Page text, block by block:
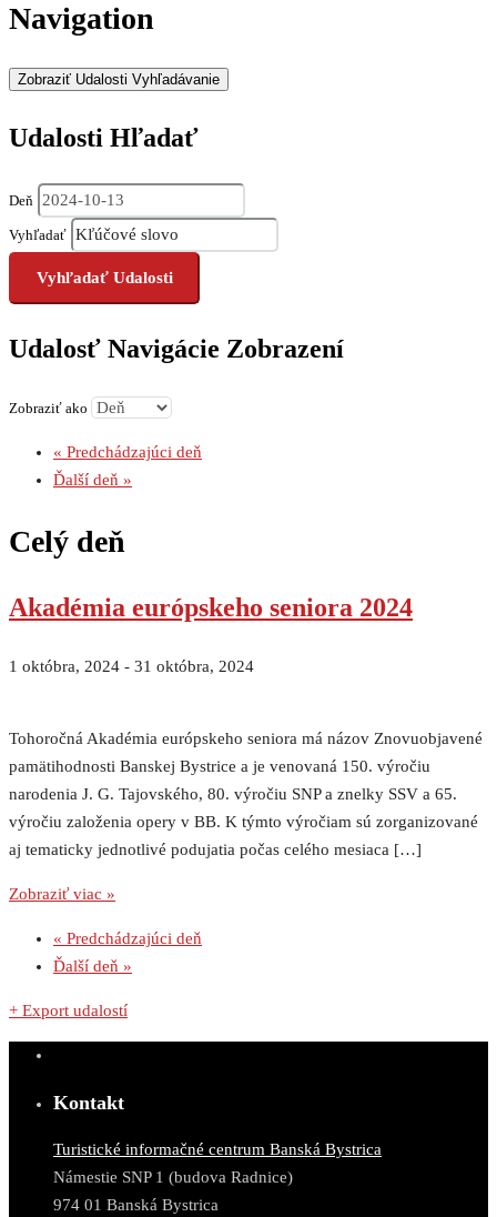
Navigation
Zobraziť Udalosti Vyhľadávanie
Udalosti Hľadať
Deň
Vyhľadať
Udalosť Navigácie Zobrazení
Zobraziť ako
« Predchádzajúci deň
Ďalší deň »
Celý deň
Akadémia európskeho seniora 2024
1 októbra, 2024 - 31 októbra, 2024
Tohoročná Akadémia európskeho seniora má názov Znovuobjavené
pamätihodnosti Banskej Bystrice a je venovaná 150. výročiu
narodenia J. G. Tajovského, 80. výročiu SNP a znelky SSV a 65.
výročiu založenia opery v BB. K týmto výročiam sú zorganizované
aj tematicky jednotlivé podujatia počas celého mesiaca […]
Zobraziť viac »
« Predchádzajúci deň
Ďalší deň »
+ Export udalostí
Kontakt
Turistické informačné centrum Banská Bystrica
Námestie SNP 1 (budova Radnice)
974 01 Banská Bystrica